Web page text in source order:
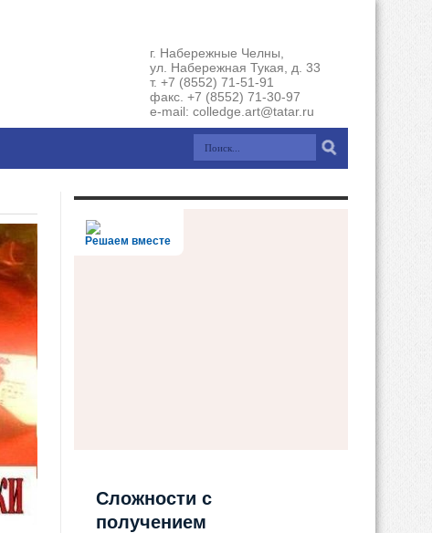
г. Набережные Челны,
ул. Набережная Тукая, д. 33
т. +7 (8552) 71-51-91
факс. +7 (8552) 71-30-97
e-mail: colledge.art@tatar.ru
Решаем вместе
Сложности с
получением